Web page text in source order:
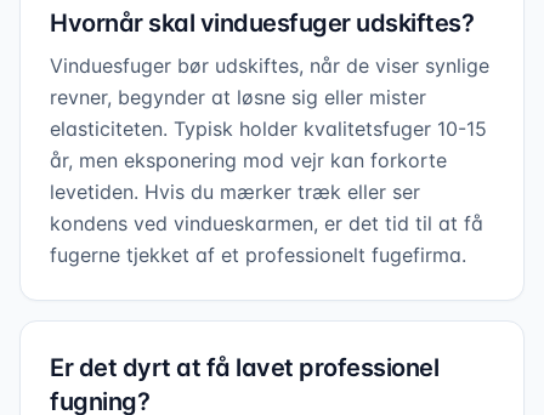
Hvornår skal vinduesfuger udskiftes?
Vinduesfuger bør udskiftes, når de viser synlige
revner, begynder at løsne sig eller mister
elasticiteten. Typisk holder kvalitetsfuger 10-15
år, men eksponering mod vejr kan forkorte
levetiden. Hvis du mærker træk eller ser
kondens ved vindueskarmen, er det tid til at få
fugerne tjekket af et professionelt fugefirma.
Er det dyrt at få lavet professionel
fugning?